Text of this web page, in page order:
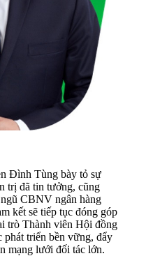
Đình Tùng bày tỏ sự
trị đã tin tưởng, cũng
CBNV ngân hàng
kết sẽ tiếp tục đóng góp
trò Thành viên Hội đồng
phát triển bền vững, đẩy
mạng lưới đối tác lớn.